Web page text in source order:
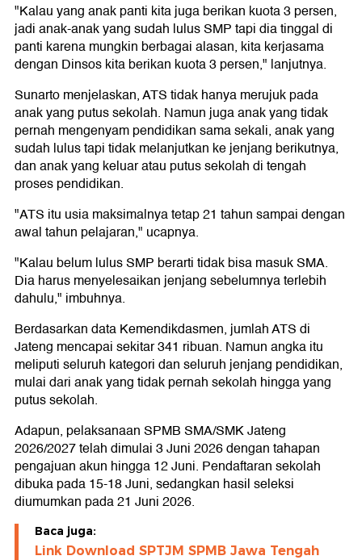
"Kalau yang anak panti kita juga berikan kuota 3 persen,
jadi anak-anak yang sudah lulus SMP tapi dia tinggal di
panti karena mungkin berbagai alasan, kita kerjasama
dengan Dinsos kita berikan kuota 3 persen," lanjutnya.
Sunarto menjelaskan, ATS tidak hanya merujuk pada
anak yang putus sekolah. Namun juga anak yang tidak
pernah mengenyam pendidikan sama sekali, anak yang
sudah lulus tapi tidak melanjutkan ke jenjang berikutnya,
dan anak yang keluar atau putus sekolah di tengah
proses pendidikan.
"ATS itu usia maksimalnya tetap 21 tahun sampai dengan
awal tahun pelajaran," ucapnya.
"Kalau belum lulus SMP berarti tidak bisa masuk SMA.
Dia harus menyelesaikan jenjang sebelumnya terlebih
dahulu," imbuhnya.
Berdasarkan data Kemendikdasmen, jumlah ATS di
Jateng mencapai sekitar 341 ribuan. Namun angka itu
meliputi seluruh kategori dan seluruh jenjang pendidikan,
mulai dari anak yang tidak pernah sekolah hingga yang
putus sekolah.
Adapun, pelaksanaan SPMB SMA/SMK Jateng
2026/2027 telah dimulai 3 Juni 2026 dengan tahapan
pengajuan akun hingga 12 Juni. Pendaftaran sekolah
dibuka pada 15-18 Juni, sedangkan hasil seleksi
diumumkan pada 21 Juni 2026.
Baca juga:
Link Download SPTJM SPMB Jawa Tengah